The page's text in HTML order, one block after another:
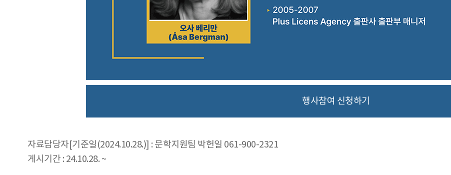
행사참여 신청하기
자료담당자[기준일(2024.10.28.)] : 문학지원팀 박헌일 061-900-2321
게시기간 : 24.10.28. ~